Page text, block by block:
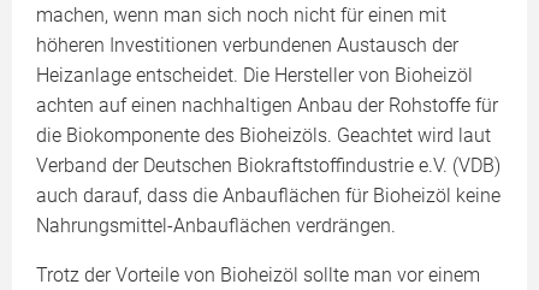
machen, wenn man sich noch nicht für einen mit
höheren Investitionen verbundenen Austausch der
Heizanlage entscheidet. Die Hersteller von Bioheizöl
achten auf einen nachhaltigen Anbau der Rohstoffe für
die Biokomponente des Bioheizöls. Geachtet wird laut
Verband der Deutschen Biokraftstoffindustrie e.V. (VDB)
auch darauf, dass die Anbauflächen für Bioheizöl keine
Nahrungsmittel-Anbauflächen verdrängen.
Trotz der Vorteile von Bioheizöl sollte man vor einem